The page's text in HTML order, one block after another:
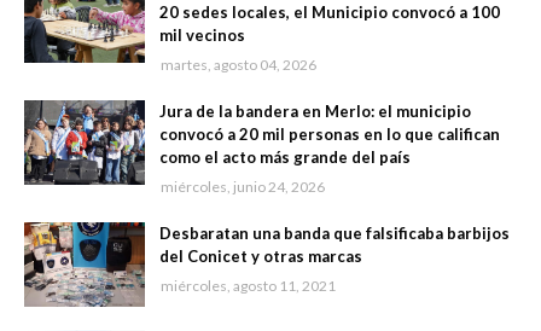
20 sedes locales, el Municipio convocó a 100
mil vecinos
martes, agosto 04, 2026
Jura de la bandera en Merlo: el municipio
convocó a 20 mil personas en lo que califican
como el acto más grande del país
miércoles, junio 24, 2026
Desbaratan una banda que falsificaba barbijos
del Conicet y otras marcas
miércoles, agosto 11, 2021